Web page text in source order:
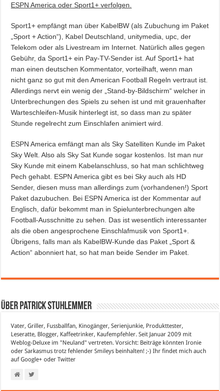
ESPN America oder Sport1+ verfolgen.
Sport1+ empfängt man über KabelBW (als Zubuchung im Paket
„Sport + Action“), Kabel Deutschland, unitymedia, upc, der
Telekom oder als Livestream im Internet. Natürlich alles gegen
Gebühr, da Sport1+ ein Pay-TV-Sender ist. Auf Sport1+ hat
man einen deutschen Kommentator, vorteilhaft, wenn man
nicht ganz so gut mit den American Football Regeln vertraut ist.
Allerdings nervt ein wenig der „Stand-by-Bildschirm“ welcher in
Unterbrechungen des Spiels zu sehen ist und mit grauenhafter
Warteschleifen-Musik hinterlegt ist, so dass man zu später
Stunde regelrecht zum Einschlafen animiert wird.
ESPN America emfängt man als Sky Satelliten Kunde im Paket
Sky Welt. Also als Sky Sat Kunde sogar kostenlos. Ist man nur
Sky Kunde mit einem Kabelanschluss, so hat man schlichtweg
Pech gehabt. ESPN America gibt es bei Sky auch als HD
Sender, diesen muss man allerdings zum (vorhandenen!) Sport
Paket dazubuchen. Bei ESPN America ist der Kommentar auf
Englisch, dafür bekommt man in Spielunterbrechungen alte
Football-Ausschnitte zu sehen. Das ist wesentlich interessanter
als die oben angesprochene Einschlafmusik von Sport1+.
Übrigens, falls man als KabelBW-Kunde das Paket „Sport &
Action“ abonniert hat, so hat man beide Sender im Paket.
Über Patrick Stuhlemmer
Vater, Griller, Fussballfan, Kinogänger, Serienjunkie, Produkttester,
Leseratte, Blogger, Kaffeetrinker, Kaufempfehler. Seit Januar 2009 mit
Weblog-Deluxe im "Neuland" vertreten. Vorsicht: Beiträge könnten Ironie
oder Sarkasmus trotz fehlender Smileys beinhalten! ;-) Ihr findet mich auch
aufGoogle+ oderTwitter